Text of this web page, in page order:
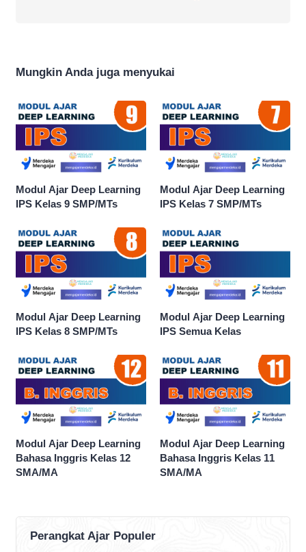
Mungkin Anda juga menyukai
Modul Ajar Deep Learning
IPS Kelas 9 SMP/MTs
Modul Ajar Deep Learning
IPS Kelas 7 SMP/MTs
Modul Ajar Deep Learning
IPS Kelas 8 SMP/MTs
Modul Ajar Deep Learning
IPS Semua Kelas
Modul Ajar Deep Learning
Bahasa Inggris Kelas 12
SMA/MA
Modul Ajar Deep Learning
Bahasa Inggris Kelas 11
SMA/MA
Perangkat Ajar Populer